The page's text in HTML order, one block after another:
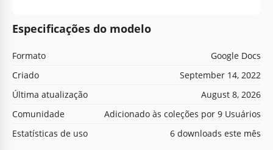
Especificações do modelo
Formato
Google Docs
Criado
September 14, 2022
Última atualização
August 8, 2026
Comunidade
Adicionado às coleções por 9 Usuários
Estatísticas de uso
6 downloads este mês